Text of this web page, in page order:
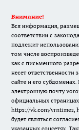
Внимание!
Вся информация,
соответствии с
подлежит
том числе
как с письменного
несет
сайте и его
электронную почту
официальных
https://vk.com/vrntimes,
будет являться
указанных соцсетях.